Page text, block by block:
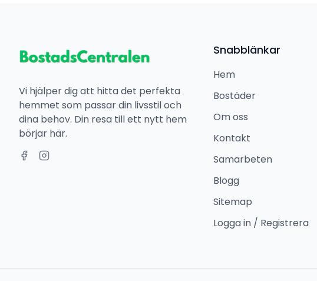
Vi hjälper dig att hitta det perfekta
hemmet som passar din livsstil och
dina behov. Din resa till ett nytt hem
börjar här.
Snabblänkar
Hem
Bostäder
Om oss
Kontakt
Samarbeten
Blogg
Sitemap
Logga in / Registrera